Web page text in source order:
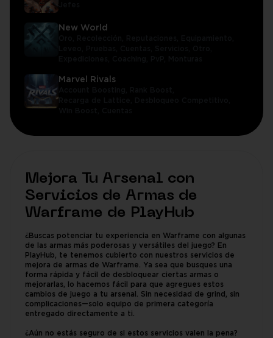
New World
Marvel Rivals
Mejora Tu Arsenal con
Servicios de Armas de
Warframe de PlayHub
¿Buscas potenciar tu experiencia en Warframe con algunas
de las armas más poderosas y versátiles del juego? En
PlayHub, te tenemos cubierto con nuestros servicios de
mejora de armas de Warframe. Ya sea que busques una
forma rápida y fácil de desbloquear ciertas armas o
mejorarlas, lo hacemos fácil para que agregues estos
cambios de juego a tu arsenal. Sin necesidad de grind, sin
complicaciones—solo equipo de primera categoría
entregado directamente a ti.
¿Aún no estás seguro de si estos servicios valen la pena?